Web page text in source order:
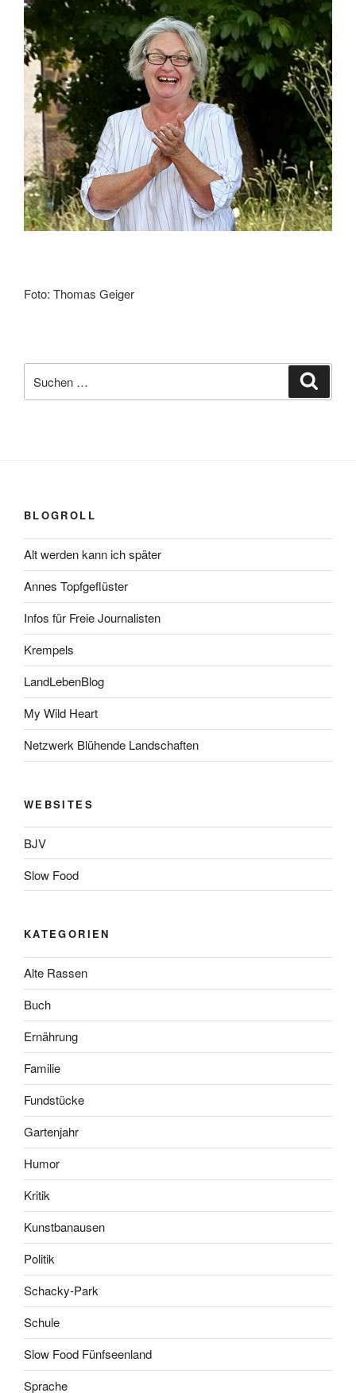
Foto: Thomas Geiger
nach:
BLOGROLL
Alt werden kann ich später
Annes Topfgeflüster
Infos für Freie Journalisten
Krempels
LandLebenBlog
My Wild Heart
Netzwerk Blühende Landschaften
WEBSITES
BJV
Slow Food
KATEGORIEN
Alte Rassen
Buch
Ernährung
Familie
Fundstücke
Gartenjahr
Humor
Kritik
Kunstbanausen
Politik
Schacky-Park
Schule
Slow Food Fünfseenland
Sprache